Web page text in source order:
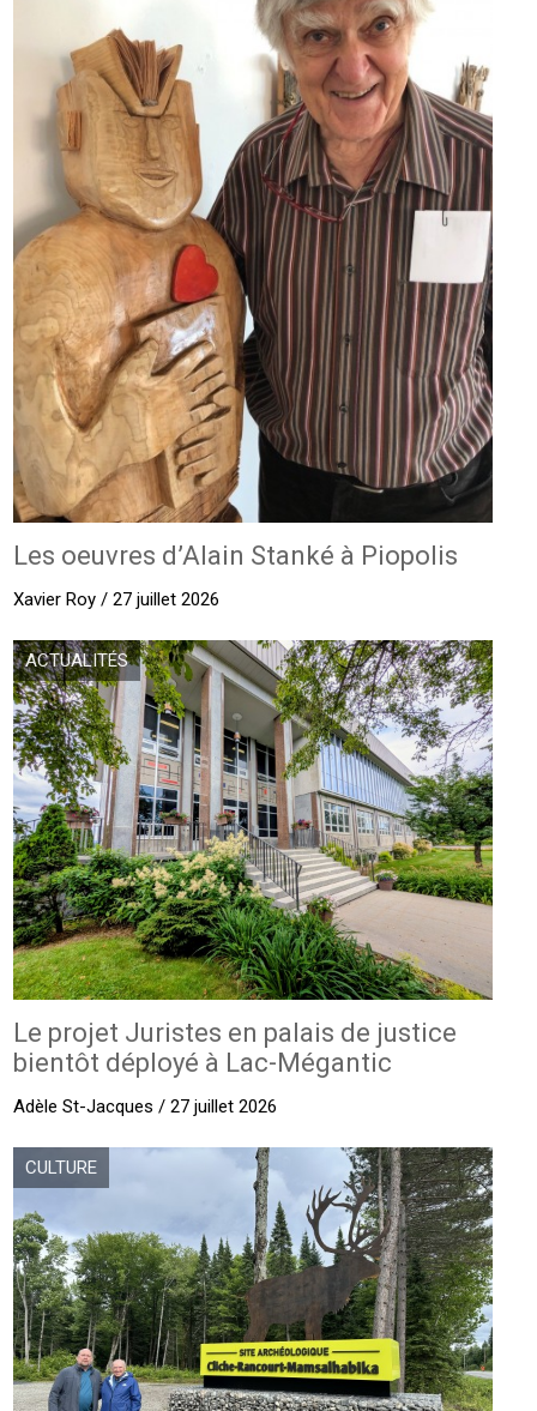
Les oeuvres d’Alain Stanké à Piopolis
Xavier Roy / 27 juillet 2026
ACTUALITÉS
Le projet Juristes en palais de justice
bientôt déployé à Lac-Mégantic
Adèle St-Jacques / 27 juillet 2026
CULTURE